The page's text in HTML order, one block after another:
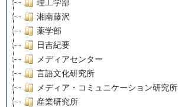
理工学部
湘南藤沢
薬学部
日吉紀要
メディアセンター
言語文化研究所
メディア・コミュニケーション研究所
産業研究所